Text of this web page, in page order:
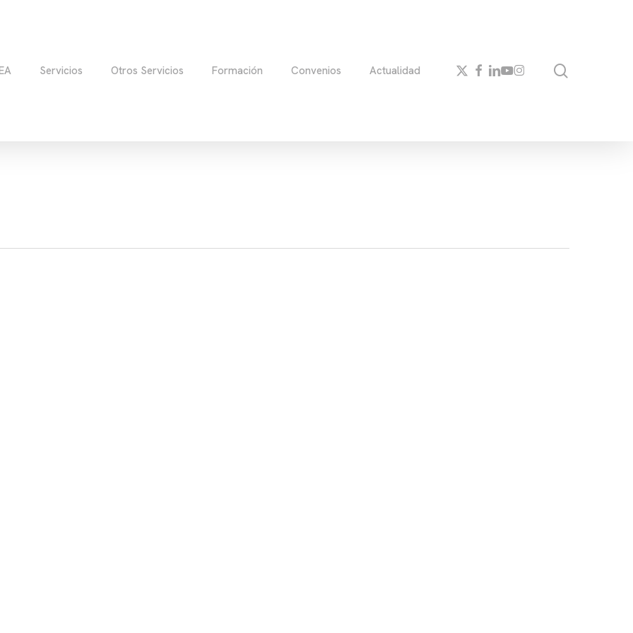
Servicios Otros Servicios Formación Convenios Actualidad x-
twitter
facebook
linkedin
youtube
instagram